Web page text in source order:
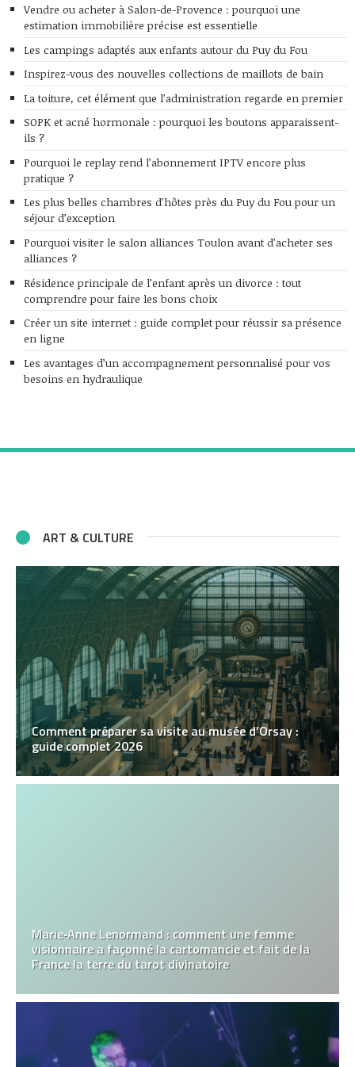
Vendre ou acheter à Salon-de-Provence : pourquoi une
estimation immobilière précise est essentielle
Les campings adaptés aux enfants autour du Puy du Fou
Inspirez-vous des nouvelles collections de maillots de bain
La toiture, cet élément que l’administration regarde en premier
SOPK et acné hormonale : pourquoi les boutons apparaissent-
ils ?
Pourquoi le replay rend l’abonnement IPTV encore plus
pratique ?
Les plus belles chambres d’hôtes près du Puy du Fou pour un
séjour d’exception
Pourquoi visiter le salon alliances Toulon avant d’acheter ses
alliances ?
Résidence principale de l’enfant après un divorce : tout
comprendre pour faire les bons choix
Créer un site internet : guide complet pour réussir sa présence
en ligne
Les avantages d’un accompagnement personnalisé pour vos
besoins en hydraulique
ART & CULTURE
Comment préparer sa visite au musée d’Orsay :
guide complet 2026
Marie‑Anne Lenormand : comment une femme
visionnaire a façonné la cartomancie et fait de la
France la terre du tarot divinatoire